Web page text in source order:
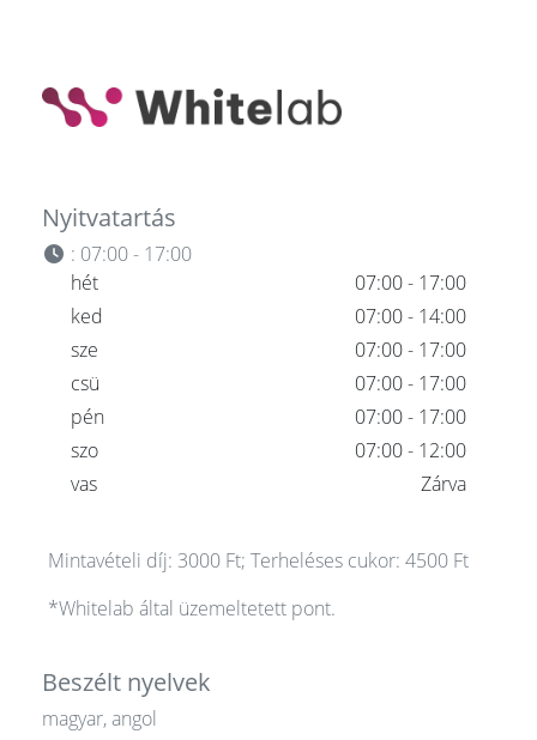
Nyitvatartás
: 07:00 - 17:00
hét
07:00 - 17:00
ked
07:00 - 14:00
sze
07:00 - 17:00
csü
07:00 - 17:00
pén
07:00 - 17:00
szo
07:00 - 12:00
vas
Zárva
Mintavételi díj: 3000 Ft; Terheléses cukor: 4500 Ft
*Whitelab által üzemeltetett pont.
Beszélt nyelvek
magyar, angol